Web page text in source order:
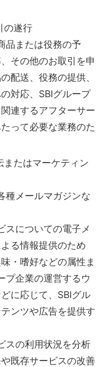
の遂行
品または役務の予
その他のお取引を申
配送、役務の提供、
対応、SBIグループ
連するアフターサー
って必要な業務のた
またはマーケティン
種メールマガジンな
スについての電子メ
る情報提供のため
・嗜好などの属性ま
プ企業の運営するウ
に応じて、SBIグル
ンツや広告を提供す
スの利用状況を分析
既存サービスの改善